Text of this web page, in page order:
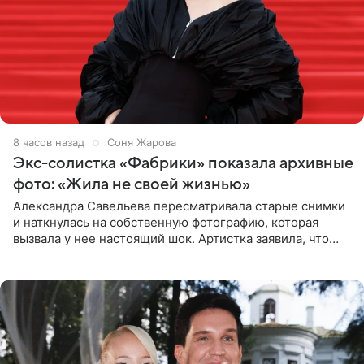
8 часов назад Соня Жарова
Экс-солистка «Фабрики» показала архивные
фото: «Жила не своей жизнью»
Александра Савельева пересматривала старые снимки
и наткнулась на собственную фотографию, которая
вызвала у нее настоящий шок. Артистка заявила, что